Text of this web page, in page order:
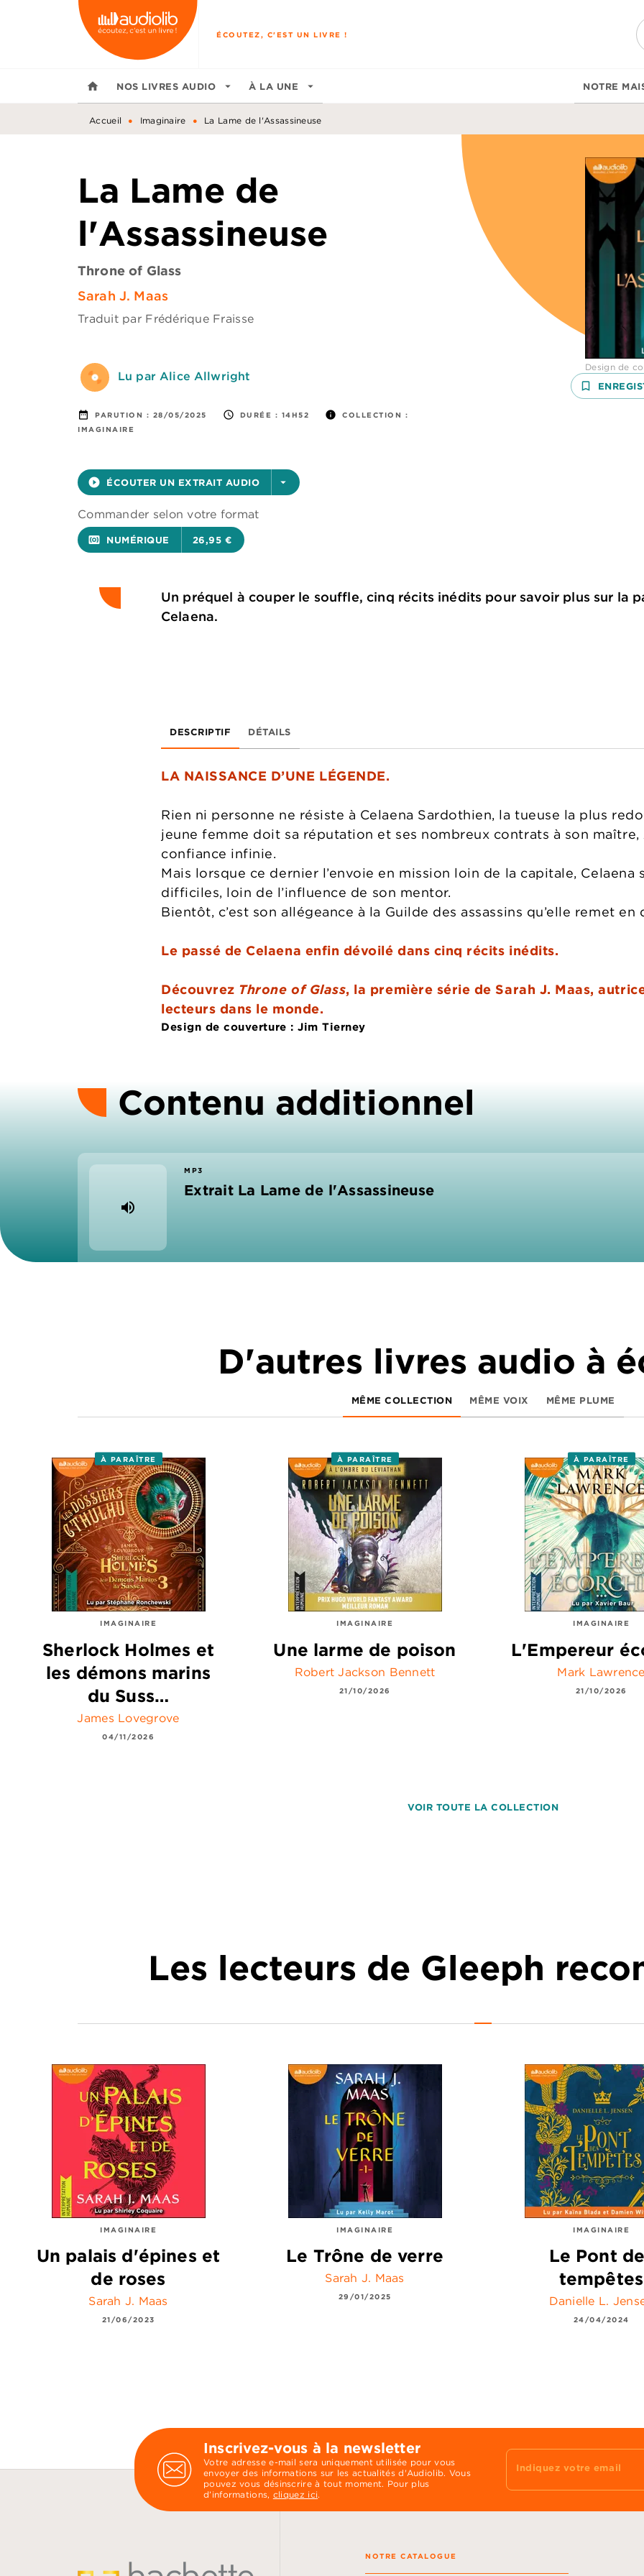
MENU RECHERCHE
ÉCOUTEZ, C'EST UN LIVRE !
home NOS LIVRES AUDIO arrow_drop_down À LA UNE arrow_drop_down NOTRE
Accueil • Imaginaire • La Lame de l'Assassineuse
La Lame de
l'Assassineuse
Throne of Glass
Sarah J. Maas
Traduit par Frédérique Fraisse
Lu par Alice Allwright
date_range PARUTION : 28/05/2025 access_time DURÉE : 14H52 info
COLLECTION :
IMAGINAIRE
play_circle_filled ÉCOUTER UN EXTRAIT AUDIO arrow_drop_down
Commander selon votre format
surround_sound NUMÉRIQUE 26,95 €
Design de
bookmark_border
Un préquel à couper le souffle, cinq récits inédits pour savoir plus sur la
Celaena.
DESCRIPTIF DÉTAILS
LA NAISSANCE D’UNE LÉGENDE.
Rien ni personne ne résiste à Celaena Sardothien, la tueuse la plus
jeune femme doit sa réputation et ses nombreux contrats à son
confiance infinie.
Mais lorsque ce dernier l’envoie en mission loin de la capitale,
difficiles, loin de l’influence de son mentor.
Bientôt, c’est son allégeance à la Guilde des assassins qu’elle remet en
Le passé de Celaena enfin dévoilé dans cinq récits inédits.
Découvrez Throne of Glass, la première série de Sarah J. Maas,
lecteurs dans le monde.
Design de couverture : Jim Tierney
Contenu additionnel
volume_up
MP3
Extrait La Lame de l'Assassineuse
D'autres livres audio à
MÊME COLLECTION MÊME VOIX MÊME PLUME
À PARAÎTRE
IMAGINAIRE
Sherlock Holmes et
les démons marins
du Suss…
James Lovegrove
04/11/2026
À PARAÎTRE
IMAGINAIRE
Une larme de poison
Robert Jackson Bennett
21/10/2026
À PARAÎTRE
IMAGINAIRE
L'Empereur
Mark Lawrence
21/10/2026
VOIR TOUTE LA COLLECTION
Les lecteurs de Gleeph
IMAGINAIRE
Un palais d'épines et
de roses
Sarah J. Maas
21/06/2023
IMAGINAIRE
Le Trône de verre
Sarah J. Maas
29/01/2025
IMAGINAIRE
Le Pont
tempêtes
Danielle L.
24/04/2024
Inscrivez-vous à la newsletter
Votre adresse e-mail sera uniquement utilisée pour vous
envoyer des informations sur les actualités d'Audiolib. Vous
pouvez vous désinscrire à tout moment. Pour plus
d’informations, cliquez ici.
Indiquez votre email
NOTRE CATALOGUE